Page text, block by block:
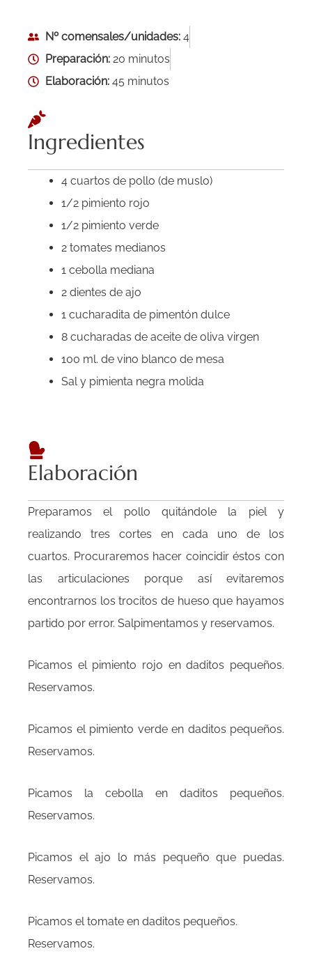
Nº comensales/unidades: 4
Preparación: 20 minutos
Elaboración: 45 minutos
Ingredientes
4 cuartos de pollo (de muslo)
1/2 pimiento rojo
1/2 pimiento verde
2 tomates medianos
1 cebolla mediana
2 dientes de ajo
1 cucharadita de pimentón dulce
8 cucharadas de aceite de oliva virgen
100 ml. de vino blanco de mesa
Sal y pimienta negra molida
Elaboración
Preparamos el pollo quitándole la piel y
realizando tres cortes en cada uno de los
cuartos. Procuraremos hacer coincidir éstos con
las articulaciones porque así evitaremos
encontrarnos los trocitos de hueso que hayamos
partido por error. Salpimentamos y reservamos.
Picamos el pimiento rojo en daditos pequeños.
Reservamos.
Picamos el pimiento verde en daditos pequeños.
Reservamos.
Picamos la cebolla en daditos pequeños.
Reservamos.
Picamos el ajo lo más pequeño que puedas.
Reservamos.
Picamos el tomate en daditos pequeños.
Reservamos.